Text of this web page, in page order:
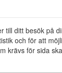
till ditt besök på
och för att
krävs för sida